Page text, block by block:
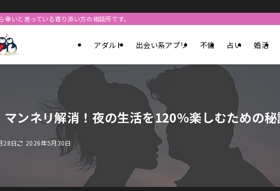
いと思っている寄り添い方の相談所です。
アダルト 出会い系アプリ 不倫 占い 婚活
マンネリ解消！夜の生活を120%楽しむための
28日 2026年5月30日